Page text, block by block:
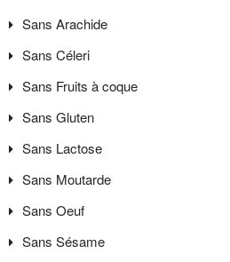
Sans Arachide
Sans Céleri
Sans Fruits à coque
Sans Gluten
Sans Lactose
Sans Moutarde
Sans Oeuf
Sans Sésame